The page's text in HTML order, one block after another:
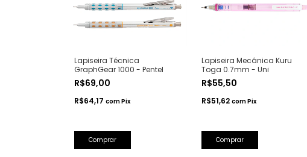
Lapiseira Técnica
GraphGear 1000 - Pentel
R$69,00
R$64,17 comPix
Comprar
Lapiseira Mecânica Kuru
Toga 0.7mm - Uni
R$55,50
R$51,62comPix
Comprar